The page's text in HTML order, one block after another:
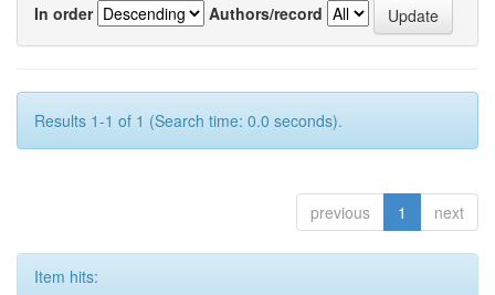
In order
Authors/record
Results 1-1 of 1 (Search time: 0.0 seconds).
previous 1 next
Item hits: